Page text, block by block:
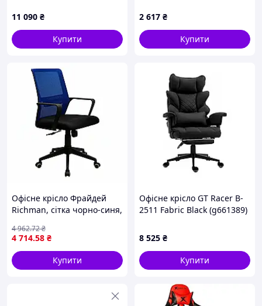
11 090 ₴
Купити
2 617 ₴
Купити
Офісне крісло Фрайдей
Richman, сітка чорно-синя,
механізм М-1 (Tilt)
4 714.58 ₴
4 962.72₴
Купити
Офісне крісло GT Racer B-
2511 Fabric Black (g661389)
8 525 ₴
Купити